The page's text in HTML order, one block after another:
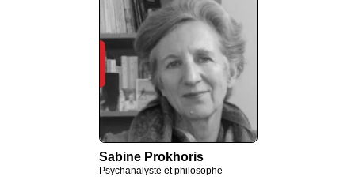
Sabine Prokhoris
Psychanalyste et philosophe